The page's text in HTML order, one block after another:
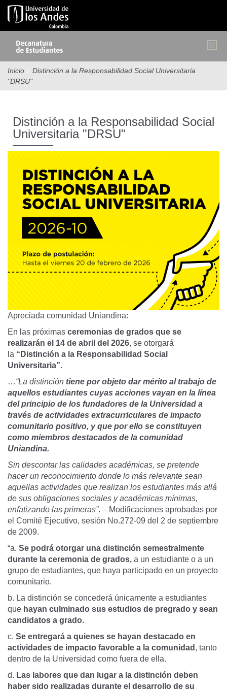
Pasar
contenido
Inicio / Distinción a la Responsabilidad Social Universitaria
"DRSU"
Distinción a la Responsabilidad Social
Universitaria "DRSU"
Apreciada comunidad Uniandina:
En las próximas ceremonias de grados que se
realizarán el 14 de abril del 2026, se otorgará
la “Distinción a la Responsabilidad Social
Universitaria”.
…“La distinción tiene por objeto dar mérito al trabajo de
aquellos estudiantes cuyas acciones vayan en la línea
del principio de los fundadores de la Universidad a
través de actividades extracurriculares de impacto
comunitario positivo, y que por ello se constituyen
como miembros destacados de la comunidad
Uniandina.
Sin descontar las calidades académicas, se pretende
hacer un reconocimiento donde lo más relevante sean
aquellas actividades que realizan los estudiantes más allá
de sus obligaciones sociales y académicas mínimas,
enfatizando las primeras”. – Modificaciones aprobadas por
el Comité Ejecutivo, sesión No.272-09 del 2 de septiembre
de 2009.
“a. Se podrá otorgar una distinción semestralmente
durante la ceremonia de grados, a un estudiante o a un
grupo de estudiantes, que haya participado en un proyecto
comunitario.
b. La distinción se concederá únicamente a estudiantes
que hayan culminado sus estudios de pregrado y sean
candidatos a grado.
c. Se entregará a quienes se hayan destacado en
actividades de impacto favorable a la comunidad , tanto
dentro de la Universidad como fuera de ella.
d. Las labores que dan lugar a la distinción deben
haber sido realizadas durante el desarrollo de su